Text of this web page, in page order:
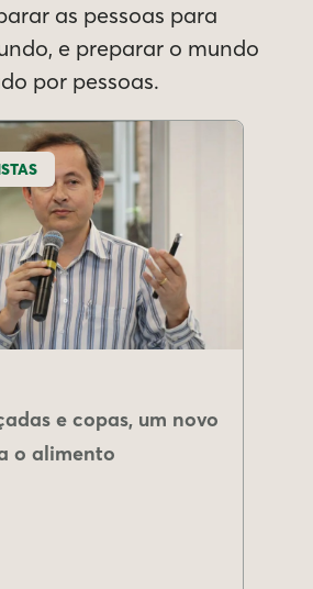
as pessoas para
e preparar o mundo
por pessoas.
e copas, um novo
o alimento